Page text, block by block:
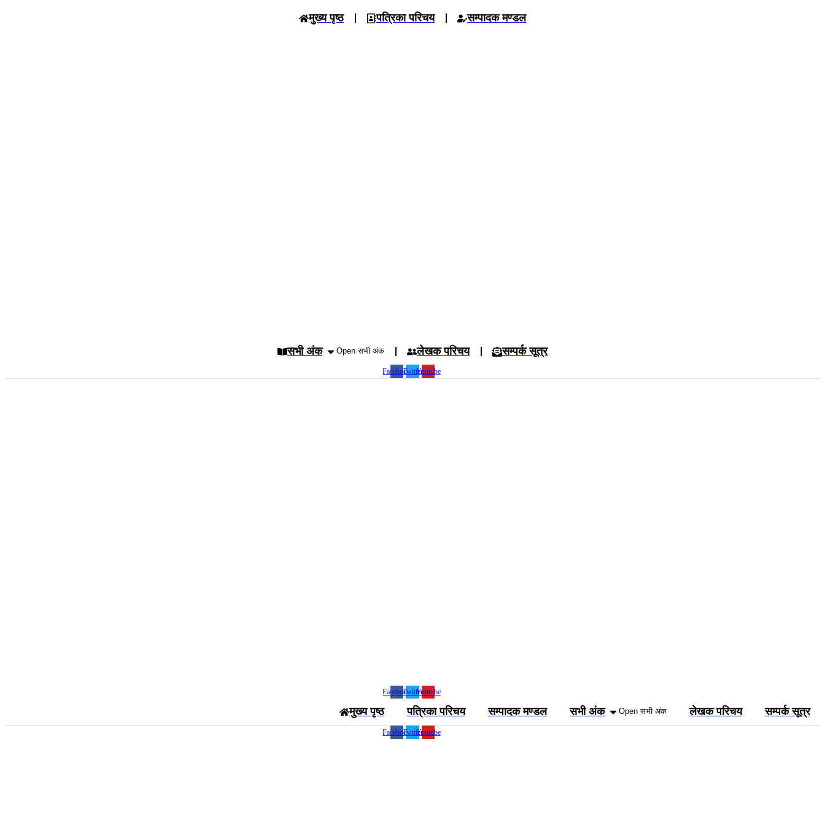
मुख्य पृष्ठ पत्रिका परिचय सम्पादक मण्डल
सभी अंक Open सभी अंक लेखक परिचय सम्पर्क सूत्र
FacebookTwitterYoutube
FacebookTwitterYoutube
मुख्य पृष्ठ पत्रिका परिचय सम्पादक मण्डल सभी अंक Open सभी अंक लेखक परिचय सम्पर्क सूत्र
FacebookTwitterYoutube